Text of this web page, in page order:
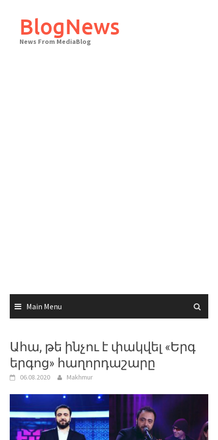
contentBlogNews
News From MediaBlog
Main Menu
Ահա, թե ինչու է փակվել «Երգ
երգոց» հաղորդաշարը
06.08.2020 Makhmur